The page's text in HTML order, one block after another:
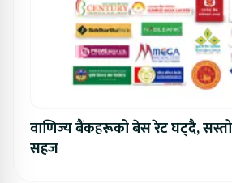
वाणिज्य बैंकहरूको बेस रेट घट्दै,
सहज